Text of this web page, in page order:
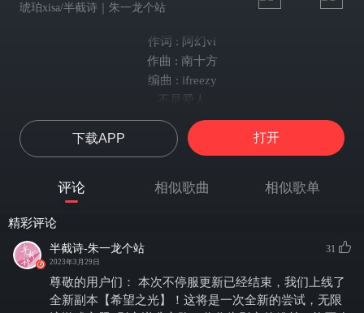
琥珀xisa/半截诗｜朱一龙个站
作词 : 阿幻vi
作曲 : 南十方
编曲 : ifreezy
不是爱人
半截诗出品 朱一龙生贺专辑《扰扰人间》——哀
策划：翎依、阿幻、南十方
作曲/和声编写：南十方
编曲：iFreezy
配音：吸吸
画手：叨叨
下载APP 打开
评论 相似歌曲 相似歌单
精彩评论
半截诗-朱一龙个站
2023年3月29日
31
尊敬的用户们： 本次不停服更新已经结束，我们上线了
全新副本【希望之光】！这将是一次全新的尝试，无限